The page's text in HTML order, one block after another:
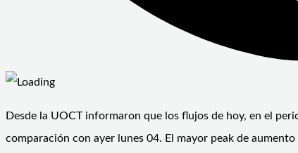
Desde la UOCT informaron que los flujos de hoy, en el
comparación con ayer lunes 04. El mayor peak de